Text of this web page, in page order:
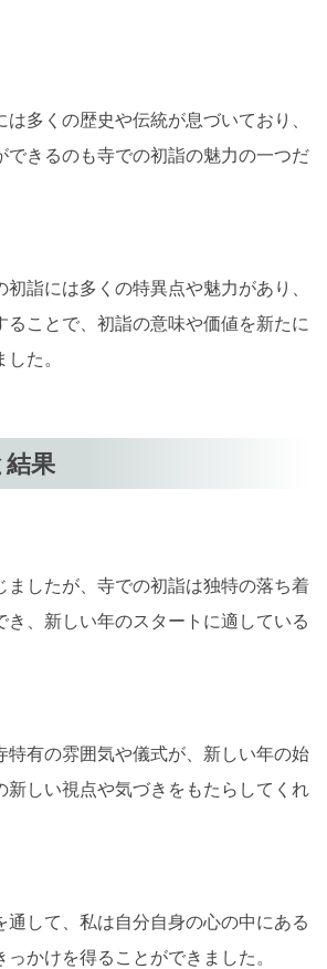
多くの歴史や伝統が息づいており、
できるのも寺での初詣の魅力の一つだ
詣には多くの特異点や魅力があり、
ることで、初詣の意味や価値を新たに
た。
結果
ましたが、寺での初詣は独特の落ち着
き、新しい年のスタートに適している
特有の雰囲気や儀式が、新しい年の始
新しい視点や気づきをもたらしてくれ
通して、私は自分自身の心の中にある
かけを得ることができました。